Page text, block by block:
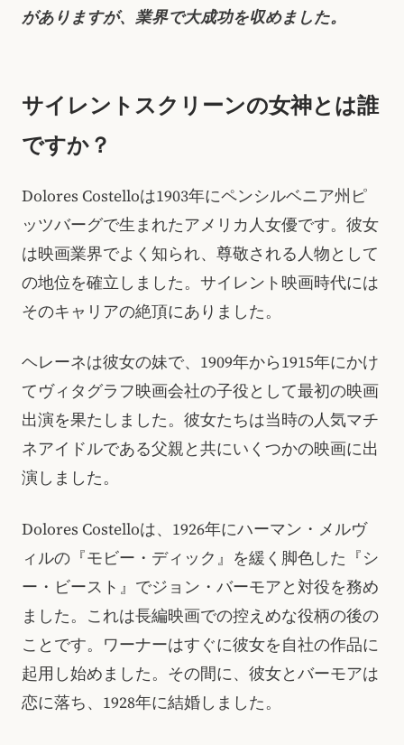
がありますが、業界で大成功を収めました。
サイレントスクリーンの女神とは誰
ですか？
Dolores Costelloは1903年にペンシルベニア州ピ
ッツバーグで生まれたアメリカ人女優です。彼女
は映画業界でよく知られ、尊敬される人物として
の地位を確立しました。サイレント映画時代には
そのキャリアの絶頂にありました。
ヘレーネは彼女の妹で、1909年から1915年にかけ
てヴィタグラフ映画会社の子役として最初の映画
出演を果たしました。彼女たちは当時の人気マチ
ネアイドルである父親と共にいくつかの映画に出
演しました。
Dolores Costelloは、1926年にハーマン・メルヴ
ィルの『モビー・ディック』を緩く脚色した『シ
ー・ビースト』でジョン・バーモアと対役を務め
ました。これは長編映画での控えめな役柄の後の
ことです。ワーナーはすぐに彼女を自社の作品に
起用し始めました。その間に、彼女とバーモアは
恋に落ち、1928年に結婚しました。